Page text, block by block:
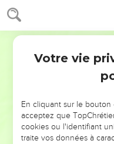
Ezéchiel 1
23 Sous ce ciel, leurs
et ils en avaient chacun
deux qui couvraient leurs
J'entendis le bruit de
pareil au bruit de grosses
armée ; quand ils
Et il se faisait un bruit
têtes, lorsqu'ils
Votre vie
En cliquant sur le bouton
acceptez que
cookies ou l'identifiant
traite vos données à